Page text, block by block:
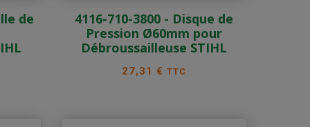
de
4116-710-3800 - Disque de
Pression Ø60mm pour
Débroussailleuse STIHL
Prix
27,31 €TTC